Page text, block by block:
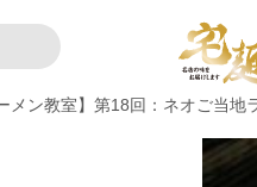
メン教室】第18回：ネオご当地